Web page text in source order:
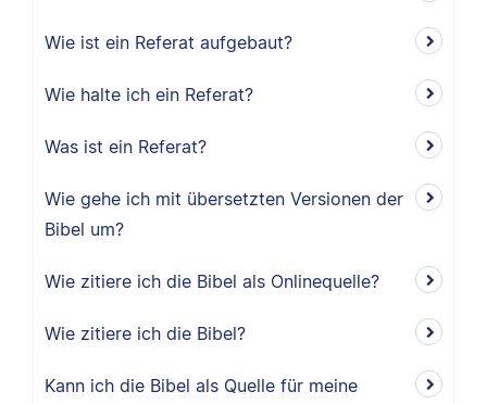
Wie ist ein Referat aufgebaut?
Wie halte ich ein Referat?
Was ist ein Referat?
Wie gehe ich mit übersetzten Versionen der
Bibel um?
Wie zitiere ich die Bibel als Onlinequelle?
Wie zitiere ich die Bibel?
Kann ich die Bibel als Quelle für meine